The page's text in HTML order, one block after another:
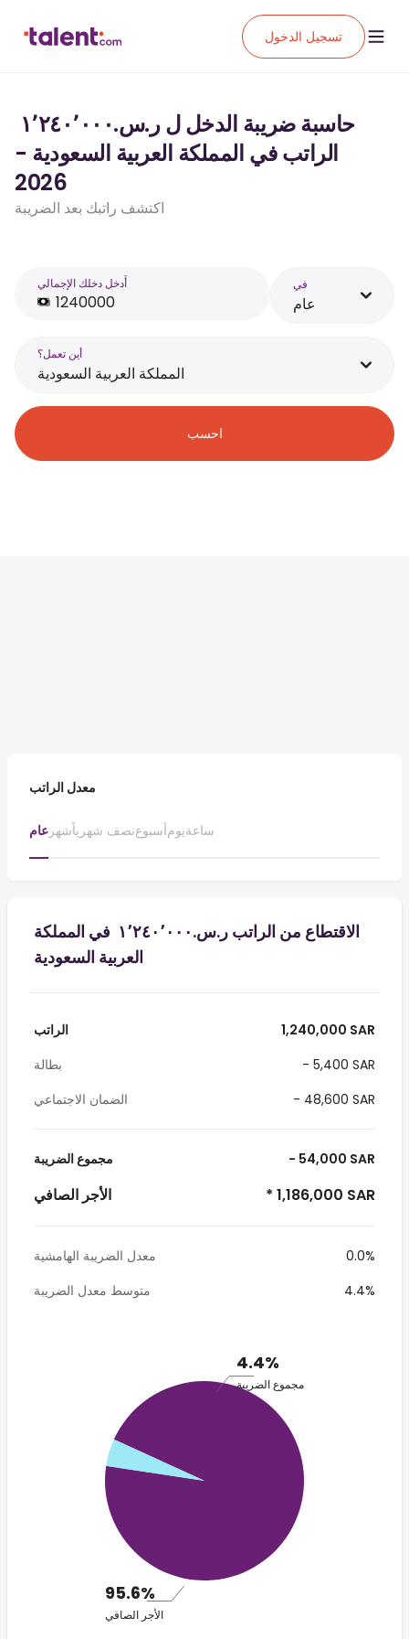
تسجيل الدخول
الراتب في المملكة العربية السعودية -
2026
اكتشف راتبك بعد الضريبة
أَدخل دخلك الإجمالي في
عام
أين تعمل؟
المملكة العربية السعودية
احسب
معدل الراتب
عام شهرنصف شهرياًأسبوعيومساعة
الاقتطاع من الراتب ر.س.‏١٬٢٤٠٬٠٠٠ ‏ في المملكة
العربية السعودية
الراتب
1,240,000 SAR
بطالة
- 5,400 SAR
الضمان الاجتماعي
- 48,600 SAR
مجموع الضريبة - 54,000 SAR
الأجر الصافي * 1,186,000 SAR
معدل الضريبة الهامشية
0.0%
متوسط معدل الضريبة
4.4%
4.4%
مجموع الضريبة
95.6%
الأجر الصافي